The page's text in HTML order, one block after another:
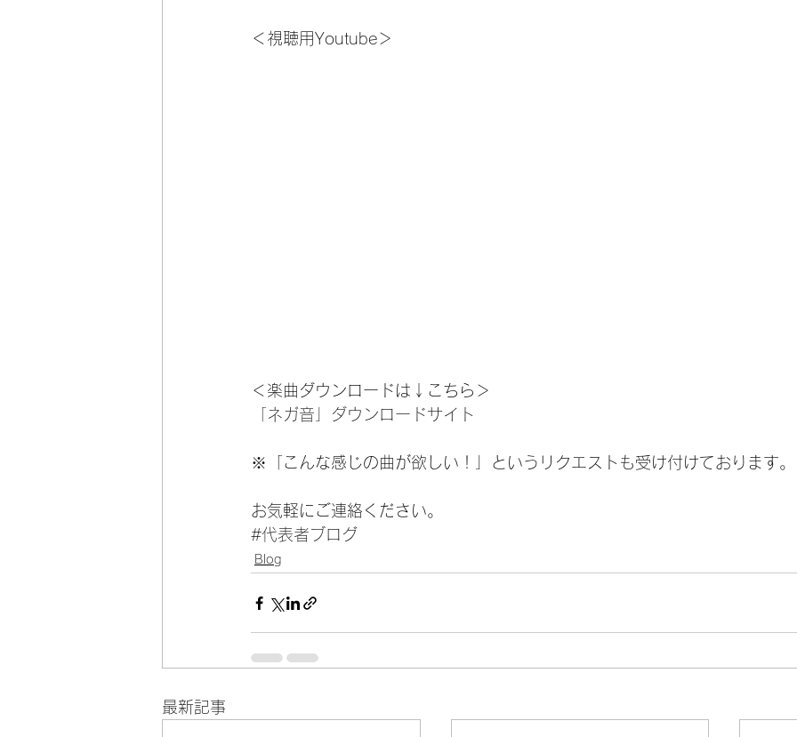
＜視聴用Youtube＞
＜楽曲ダウンロードは↓こちら＞
「ネガ音」ダウンロードサイト
※「こんな感じの曲が欲しい！」というリクエストも受け付けております。
お気軽にご連絡ください。
#代表者ブログ
Blog
最新記事